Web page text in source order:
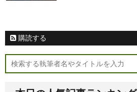
購読する